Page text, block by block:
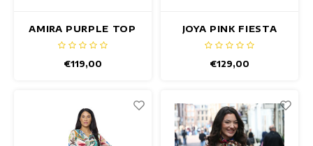
AMIRA PURPLE TOP
€119,00
JOYA PINK FIESTA
TOP
€129,00